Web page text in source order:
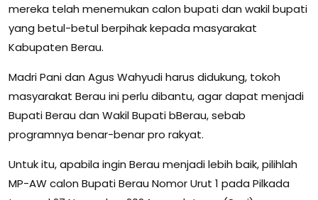
mereka telah menemukan calon bupati dan wakil bupati
yang betul-betul berpihak kepada masyarakat
Kabupaten Berau.
Madri Pani dan Agus Wahyudi harus didukung, tokoh
masyarakat Berau ini perlu dibantu, agar dapat menjadi
Bupati Berau dan Wakil Bupati bBerau, sebab
programnya benar-benar pro rakyat.
Untuk itu, apabila ingin Berau menjadi lebih baik, pilihlah
MP-AW calon Bupati Berau Nomor Urut 1 pada Pilkada